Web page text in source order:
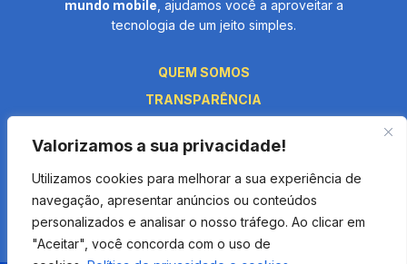
Valorizamos a sua privacidade!
Utilizamos cookies para melhorar a sua experiência de
navegação, apresentar anúncios ou conteúdos
personalizados e analisar o nosso tráfego. Ao clicar em
"Aceitar", você concorda com o uso de
mundo mobile , ajudamos você a aproveitar a
tecnologia de um jeito simples.
QUEM SOMOS
TRANSPARÊNCIA
TERMOS E CONDIÇÕES
FALE CONOSCO